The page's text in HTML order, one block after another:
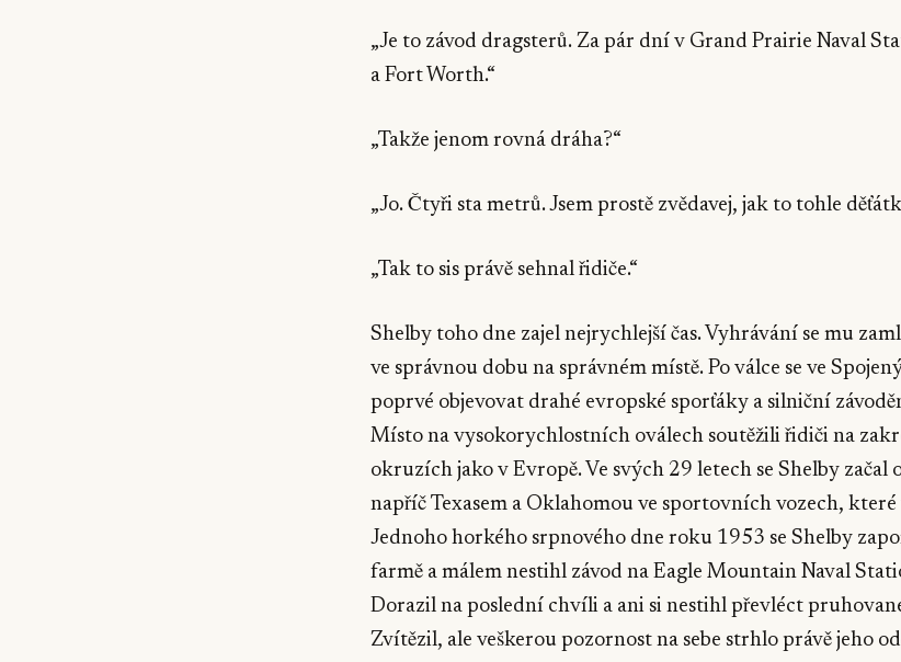
„Je to závod dragsterů. Za pár dní v Grand Prairie Naval
a Fort Worth.“
„Takže jenom rovná dráha?“
„Jo. Čtyři sta metrů. Jsem prostě zvědavej, jak to tohle
„Tak to sis právě sehnal řidiče.“
Shelby toho dne zajel nejrychlejší čas. Vyhrávání se mu
ve správnou dobu na správném místě. Po válce se ve
poprvé objevovat drahé evropské sporťáky a silniční
Místo na vysokorychlostních oválech soutěžili řidiči na
okruzích jako v Evropě. Ve svých 29 letech se Shelby začal
napříč Texasem a Oklahomou ve sportovních vozech,
Jednoho horkého srpnového dne roku 1953 se Shelby
farmě a málem nestihl závod na Eagle Mountain Naval
Dorazil na poslední chvíli a ani si nestihl převléct
Zvítězil, ale veškerou pozornost na sebe strhlo právě jeho